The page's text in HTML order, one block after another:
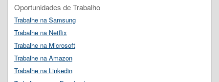
Oportunidades de Trabalho
Trabalhe na Samsung
Trabalhe na Netflix
Trabalhe na Microsoft
Trabalhe na Amazon
Trabalhe na Linkedin